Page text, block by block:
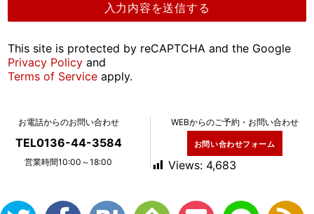
This site is protected by reCAPTCHA and the Google
Privacy Policy and
Terms of Service apply.
お電話からのお問い合わせ
TEL0136-44-3584
営業時間10:00～18:00
WEBからのご予約・お問い合わせ
お問い合わせフォーム
Views: 4,683